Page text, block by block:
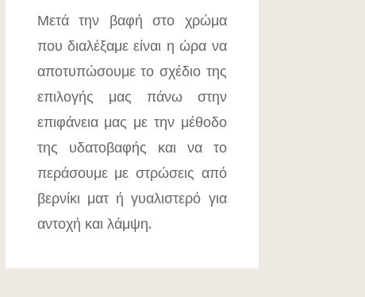
Μετά την βαφή στο χρώμα
που διαλέξαμε είναι η ώρα να
αποτυπώσουμε το σχέδιο της
επιλογής μας πάνω στην
επιφάνεια μας με την μέθοδο
της υδατοβαφής και να το
περάσουμε με στρώσεις από
βερνίκι ματ ή γυαλιστερό για
αντοχή και λάμψη.